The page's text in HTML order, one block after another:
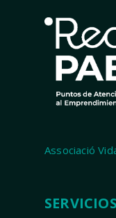
Associació
SERVICIOS